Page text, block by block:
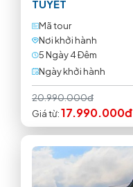
TUYẾT
Mã tour
Nơi khởi hành
5 Ngày 4 Ðêm
Ngày khởi hành
20.990.000đ
Giá từ:17.990.000đ